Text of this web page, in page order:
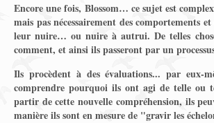
Encore une fois, Blossom… ce sujet est
mais pas nécessairement des comportements
leur nuire… ou nuire à autrui. De telles
comment, et ainsi ils passeront par un
Ils procèdent à des évaluations... par eux-
comprendre pourquoi ils ont agi de telle ou
partir de cette nouvelle compréhension, ils
manière ils sont en mesure de "gravir les